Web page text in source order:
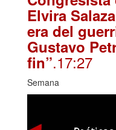
Elvira
era del
Gustavo
fin”.17:27
Semana